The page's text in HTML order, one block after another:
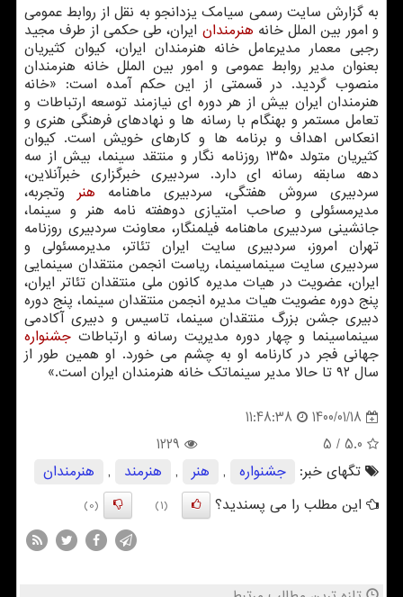
به گزارش سایت رسمی سیامک یزدانجو به نقل از روابط عمومی
و امور بین الملل خانه هنرمندان ایران، طی حکمی از طرف مجید
رجبی معمار مدیرعامل خانه هنرمندان ایران، کیوان کثیریان
بعنوان مدیر روابط عمومی و امور بین الملل خانه هنرمندان
منصوب گردید. در قسمتی از این حکم آمده است: «خانه
هنرمندان ایران بیش از هر دوره ای نیازمند توسعه ارتباطات و
تعامل مستمر و بهنگام با رسانه ها و نهادهای فرهنگی هنری و
انعکاس اهداف و برنامه ها و کارهای خویش است. کیوان
کثیریان متولد ۱۳۵۰ روزنامه نگار و منتقد سینما، بیش از سه
دهه سابقه رسانه ای دارد. سردبیری خبرگزاری خبرآنلاین،
سردبیری سروش هفتگی، سردبیری ماهنامه هنر وتجربه،
مدیرمسئولی و صاحب امتیازی دوهفته نامه هنر و سینما،
جانشینی سردبیری ماهنامه فیلمنگار، معاونت سردبیری روزنامه
تهران امروز، سردبیری سایت ایران تئاتر، مدیرمسئولی و
سردبیری سایت سینماسینما، ریاست انجمن منتقدان سینمایی
ایران، عضویت در هیات مدیره کانون ملی منتقدان تئاتر ایران،
پنج دوره عضویت هیات مدیره انجمن منتقدان سینما، پنج دوره
دبیری جشن بزرگ منتقدان سینما، تاسیس و دبیری آکادمی
سینماسینما و چهار دوره مدیریت رسانه و ارتباطات جشنواره
جهانی فجر در کارنامه او به چشم می خورد. او همین طور از
سال ۹۲ تا حالا مدیر سینماتک خانه هنرمندان ایران است.»
1400/01/18
11:48:38
5.0
/ 5
1229
تگهای خبر:
جشنواره , هنر , هنرمند ,
هنرمندان
این مطلب را می پسندید؟
(1)
(0)